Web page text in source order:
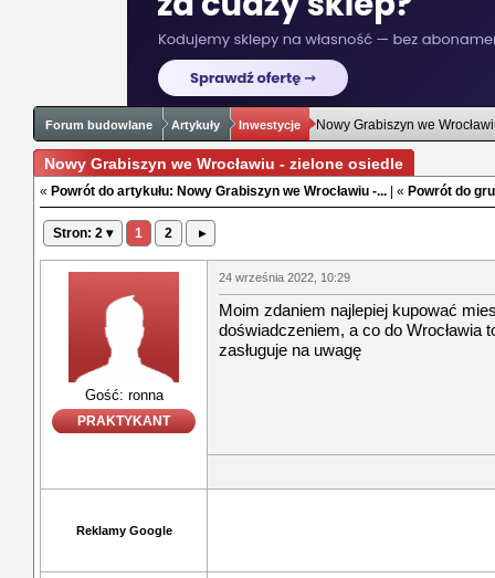
Forum budowlane Artykuły Inwestycje Nowy Grabiszyn we
Nowy Grabiszyn we Wrocławiu - zielone osiedle
« Powrót do artykułu: Nowy Grabiszyn we Wrocławiu -... | « Powrót do
Stron: 2 ▾ 1 2 ▸
Gość: ronna
PRAKTYKANT
24 września 2022, 10:29
Moim zdaniem najlepiej kupować
doświadczeniem, a co do Wrocławia
zasługuje na uwagę
Reklamy Google